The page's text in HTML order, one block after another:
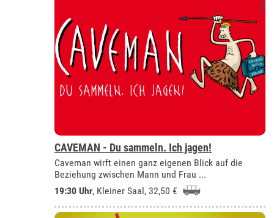
CAVEMAN - Du sammeln. Ich jagen!
Caveman wirft einen ganz eigenen Blick auf die
Beziehung zwischen Mann und Frau ...
19:30 Uhr, Kleiner Saal , 32,50 €